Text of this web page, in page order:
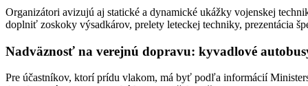
Organizátori avizujú aj statické a dynamické ukážky vojenskej
doplniť zoskoky výsadkárov, prelety leteckej techniky, prezentácia
Nadväznosť na verejnú dopravu: kyvadlové
Pre účastníkov, ktorí prídu vlakom, má byť podľa informácií